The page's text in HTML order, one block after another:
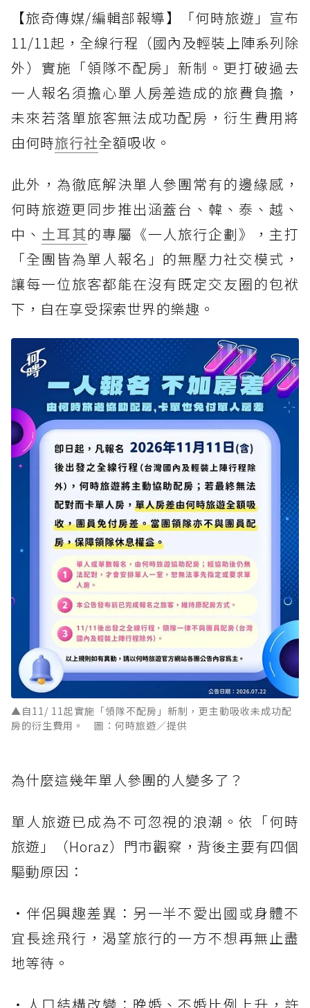
【旅奇傳媒/編輯部報導】「何時旅遊」宣布
11/11起，全線行程（國內及輕裝上陣系列除
外）實施「領隊不配房」新制。更打破過去
一人報名須擔心單人房差造成的旅費負擔，
未來若落單旅客無法成功配房，衍生費用將
由何時旅行社全額吸收。
此外，為徹底解決單人參團常有的邊緣感，
何時旅遊更同步推出涵蓋台、韓、泰、越、
中、 土耳其的專屬《一人旅行企劃》，主打
「全團皆為單人報名」的無壓力社交模式，
讓每一位旅客都能在沒有既定交友圈的包袱
下，自在享受探索世界的樂趣。
▲自11/ 11起實施「領隊不配房」新制，更主動吸收未成功配
房的衍生費用。 圖：何時旅遊／提供
為什麼這幾年單人參團的人變多了？
單人旅遊已成為不可忽視的浪潮。依「何時
旅遊」（Horaz）門市觀察，背後主要有四個
驅動原因：
・伴侶興趣差異：另一半不愛出國或身體不
宜長途飛行，渴望旅行的一方不想再無止盡
地等待。
・人口結構改變：晚婚、不婚比例上升，許